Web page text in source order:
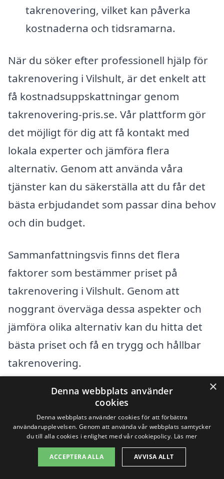
takrenovering, vilket kan påverka
kostnaderna och tidsramarna.
När du söker efter professionell hjälp för
takrenovering i Vilshult, är det enkelt att
få kostnadsuppskattningar genom
takrenovering-pris.se. Vår plattform gör
det möjligt för dig att få kontakt med
lokala experter och jämföra flera
alternativ. Genom att använda våra
tjänster kan du säkerställa att du får det
bästa erbjudandet som passar dina behov
och din budget.
Sammanfattningsvis finns det flera
faktorer som bestämmer priset på
takrenovering i Vilshult. Genom att
noggrant överväga dessa aspekter och
jämföra olika alternativ kan du hitta det
bästa priset och få en trygg och hållbar
takrenovering.
Få 3 erbjudanden, gratis och utan
förpliktelser
Sök efter en
×
Denna webbplats använder
cookies
Denna webbplats använder cookies för att förbättra
användarupplevelsen. Genom att använda vår webbplats samtycker
du till alla cookies i enlighet med vår cookiepolicy. Läs mer
ACCEPTERA ALLA AVVISA ALLT